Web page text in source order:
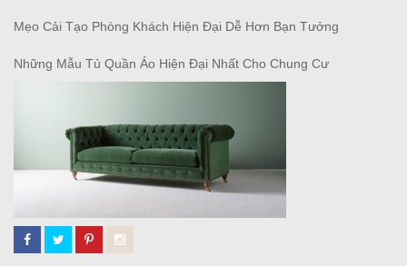
Mẹo Cải Tạo Phòng Khách Hiện Đại Dễ Hơn Bạn Tưởng
Những Mẫu Tủ Quần Áo Hiện Đại Nhất Cho Chung Cư